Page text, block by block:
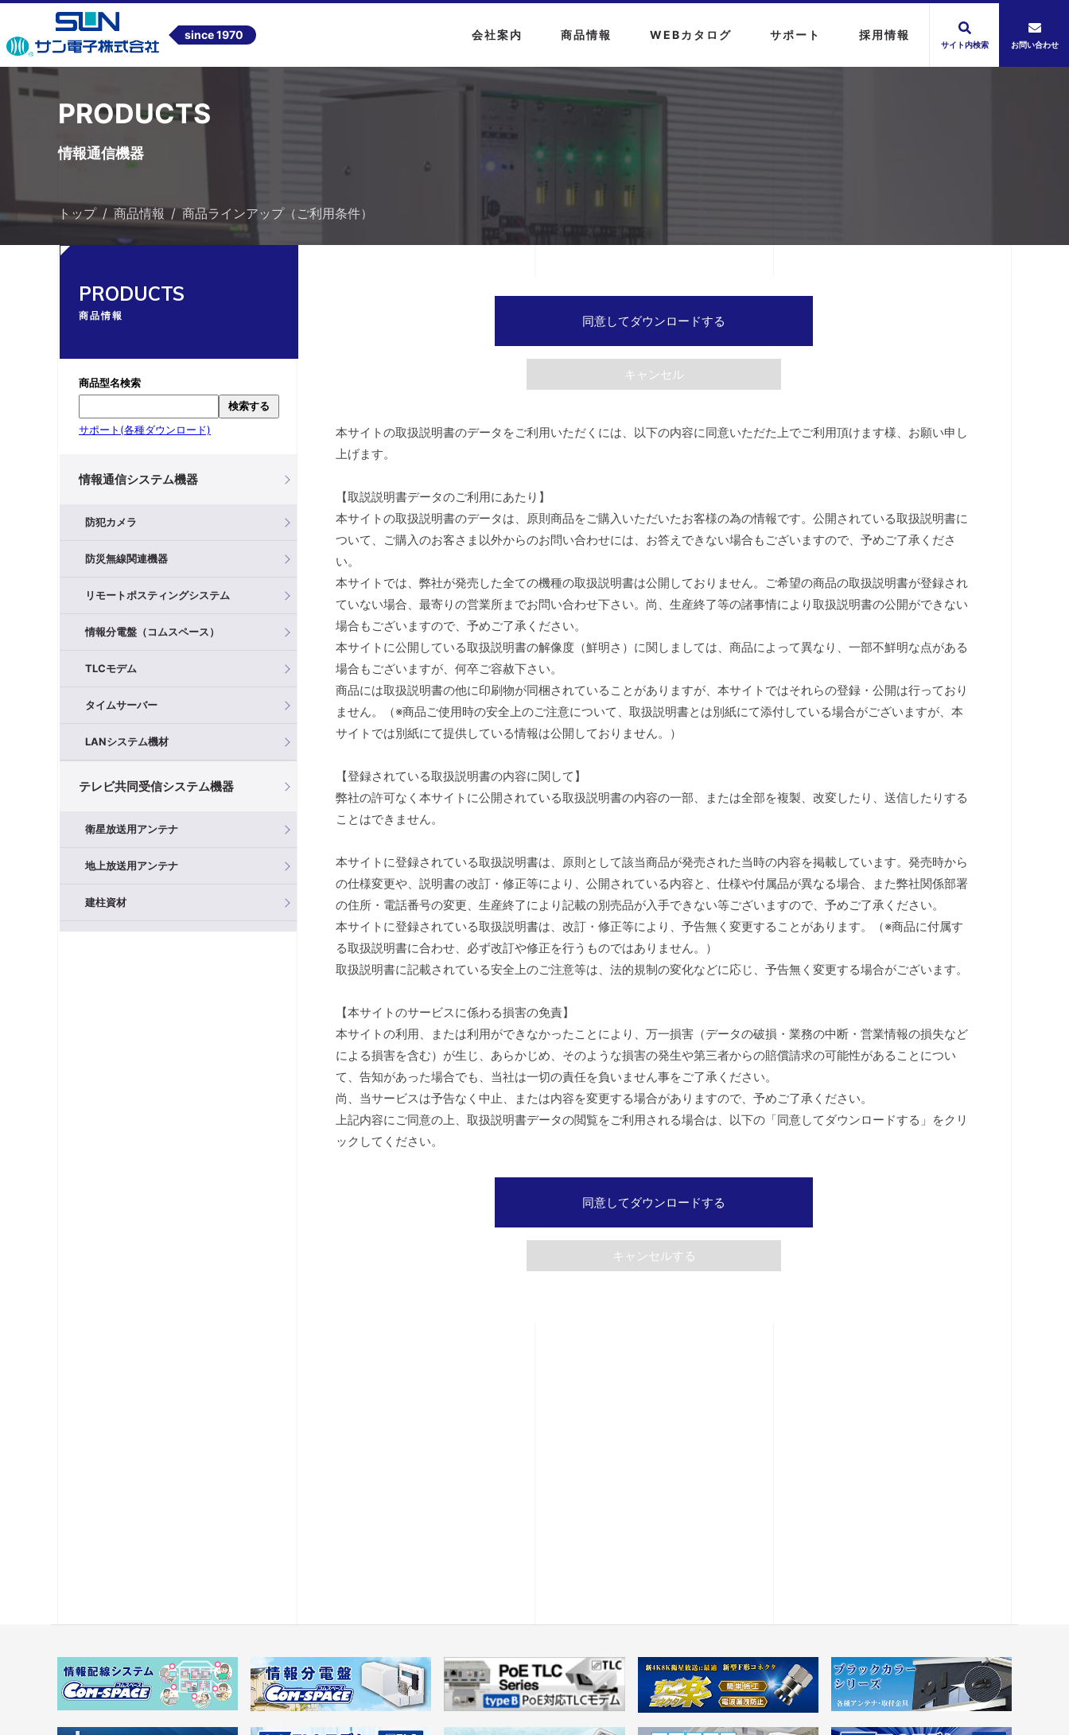
since 1970 会社案内 商品情報 WEBカタログ サポート 採用情報
サイト内検索 お問い合わせ
PRODUCTS
情報通信機器
トップ 商品情報 商品ラインアップ（ご利用条件）
PRODUCTS
商品情報
商品型名検索
検索する
サポート(各種ダウンロード)
情報通信システム機器
防犯カメラ
防災無線関連機器
リモートポスティングシステム
情報分電盤（コムスペース）
TLCモデム
タイムサーバー
LANシステム機材
テレビ共同受信システム機器
衛星放送用アンテナ
地上放送用アンテナ
建柱資材
同意してダウンロードする
キャンセル
本サイトの取扱説明書のデータをご利用いただくには、以下の内容に同意いただた上でご利用頂けます様、お願い申し
上げます。
【取説説明書データのご利用にあたり】
本サイトの取扱説明書のデータは、原則商品をご購入いただいたお客様の為の情報です。公開されている取扱説明書に
ついて、ご購入のお客さま以外からのお問い合わせには、お答えできない場合もございますので、予めご了承くださ
い。
本サイトでは、弊社が発売した全ての機種の取扱説明書は公開しておりません。ご希望の商品の取扱説明書が登録され
ていない場合、最寄りの営業所までお問い合わせ下さい。尚、生産終了等の諸事情により取扱説明書の公開ができない
場合もございますので、予めご了承ください。
本サイトに公開している取扱説明書の解像度（鮮明さ）に関しましては、商品によって異なり、一部不鮮明な点がある
場合もございますが、何卒ご容赦下さい。
商品には取扱説明書の他に印刷物が同梱されていることがありますが、本サイトではそれらの登録・公開は行っており
ません。（※商品ご使用時の安全上のご注意について、取扱説明書とは別紙にて添付している場合がございますが、本
サイトでは別紙にて提供している情報は公開しておりません。）
【登録されている取扱説明書の内容に関して】
弊社の許可なく本サイトに公開されている取扱説明書の内容の一部、または全部を複製、改変したり、送信したりする
ことはできません。
本サイトに登録されている取扱説明書は、原則として該当商品が発売された当時の内容を掲載しています。発売時から
の仕様変更や、説明書の改訂・修正等により、公開されている内容と、仕様や付属品が異なる場合、また弊社関係部署
の住所・電話番号の変更、生産終了により記載の別売品が入手できない等ございますので、予めご了承ください。
本サイトに登録されている取扱説明書は、改訂・修正等により、予告無く変更することがあります。（※商品に付属す
る取扱説明書に合わせ、必ず改訂や修正を行うものではありません。）
取扱説明書に記載されている安全上のご注意等は、法的規制の変化などに応じ、予告無く変更する場合がございます。
【本サイトのサービスに係わる損害の免責】
本サイトの利用、または利用ができなかったことにより、万一損害（データの破損・業務の中断・営業情報の損失など
による損害を含む）が生じ、あらかじめ、そのような損害の発生や第三者からの賠償請求の可能性があることについ
て、告知があった場合でも、当社は一切の責任を負いません事をご了承ください。
尚、当サービスは予告なく中止、または内容を変更する場合がありますので、予めご了承ください。
上記内容にご同意の上、取扱説明書データの閲覧をご利用される場合は、以下の「同意してダウンロードする」をクリ
ックしてください。
同意してダウンロードする
キャンセルする